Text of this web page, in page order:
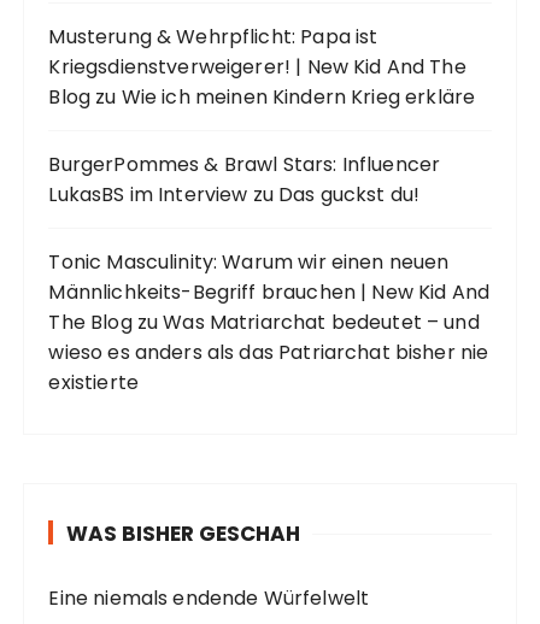
Musterung & Wehrpflicht: Papa ist
Kriegsdienstverweigerer! | New Kid And The
Blog zu Wie ich meinen Kindern Krieg erkläre
BurgerPommes & Brawl Stars: Influencer
LukasBS im Interview zu Das guckst du!
Tonic Masculinity: Warum wir einen neuen
Männlichkeits-Begriff brauchen | New Kid And
The BlogzuWas Matriarchat bedeutet – und
wieso es anders als das Patriarchat bisher nie
existierte
WAS BISHER GESCHAH
Eine niemals endende Würfelwelt